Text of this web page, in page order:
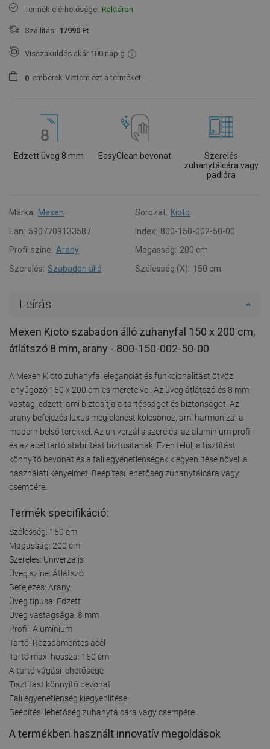
Termék elérhetősége: Raktáron
Szállítás: 17990 Ft
Visszaküldés akár 100 napig
0 emberek Vettem ezt a terméket.
Edzett üveg 8 mm EasyClean bevonat
Szerelés
zuhanytálcára vagy
padlóra
Márka: Mexen Sorozat: Kioto
Ean: 5907709133587 Index: 800-150-002-50-00
Profil színe: Arany Magasság: 200 cm
Szerelés: Szabadon álló Szélesség (X): 150 cm
Leírás
Mexen Kioto szabadon álló zuhanyfal 150 x 200 cm,
átlátszó 8 mm, arany - 800-150-002-50-00
A Mexen Kioto zuhanyfal eleganciát és funkcionalitást ötvöz
lenyűgöző 150 x 200 cm-es méreteivel. Az üveg átlátszó és 8 mm
vastag, edzett, ami biztosítja a tartósságot és biztonságot. Az
arany befejezés luxus megjelenést kölcsönöz, ami harmonizál a
modern belső terekkel. Az univerzális szerelés, az alumínium profil
és az acél tartó stabilitást biztosítanak. Ezen felül, a tisztítást
könnyítő bevonat és a fali egyenetlenségek kiegyenlítése növeli a
használati kényelmet. Beépítési lehetőség zuhanytálcára vagy
csempére.
Termék specifikáció:
Szélesség: 150 cm
Magasság: 200 cm
Szerelés: Univerzális
Üveg színe: Átlátszó
Befejezés: Arany
Üveg típusa: Edzett
Üveg vastagsága: 8 mm
Profil: Alumínium
Tartó: Rozsdamentes acél
Tartó max. hossza: 150 cm
A tartó vágási lehetősége
Tisztítást könnyítő bevonat
Fali egyenetlenség kiegyenlítése
Beépítési lehetőség zuhanytálcára vagy csempére
A termékben használt innovatív megoldások